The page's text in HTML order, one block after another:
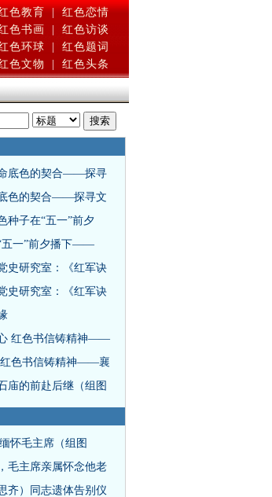
色教育 |
红色恋情
色书画
红色访谈
色环球
红色题词
色文物 红色头条
底色的契合——探寻
色的契合——探寻文
种子在“五一”前夕
五一”前夕播下——
史研究室：《红军诀
史研究室：《红军诀
红色书信铸精神——
红色书信铸精神——襄
庙的前赴后继（组图
怀毛主席（组图
毛主席亲属怀念他老
齐）同志遗体告别仪